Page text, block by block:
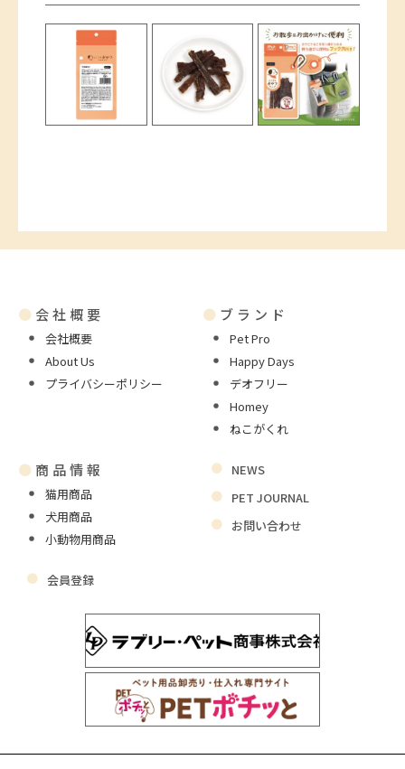
● 会社概要
会社概要
About Us
プライバシーポリシー
● ブランド
Pet Pro
Happy Days
デオフリー
Homey
ねこがくれ
● 商品情報
猫用商品
犬用商品
小動物用商品
NEWS
PET JOURNAL
お問い合わせ
会員登録